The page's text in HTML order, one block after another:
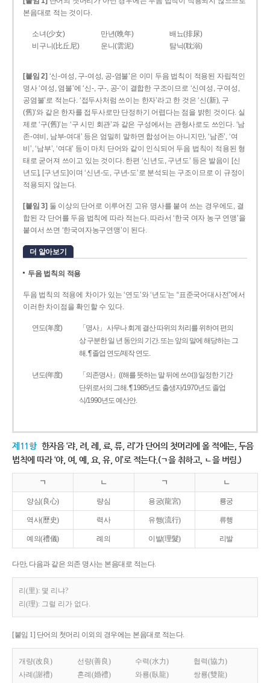
본음대로 적는 것이다.
소녀(少女) 만년(晩年)
배뇨(排尿)
비구니(比丘尼)
운니(雲泥) 탐닉(耽溺)
[붙임 2] ‘신-여성, 구-여성, 공-염불’은 이미 두음 법칙이 적용된 자립적인
명사 ‘여성, 염불’에 ‘신-, 구-, 공-’이 결합한 구조이므로 ‘신여성, 구여성,
공염불’로 적는다. ‘접두사처럼 쓰이는 한자’라고 한 것은 ‘신(新), 구
(舊)’와 같은 한자를 접두사로만 단정하기 어렵다는 점을 밝힌 것이다. 실
제로 ‘구(舊)’는 ‘구 시민 회관’과 같은 구성에서는 관형사로도 쓰인다. ‘남
존­-여비, 남부-­여대’ 등은 엄밀히 말하면 합성어는 아니지만, ‘남존’, ‘여
비’, ‘남부’, ‘여대’ 등이 마치 단어와 같이 인식되어 두음 법칙이 적용된 형
태로 굳어져 쓰이고 있는 것이다. 한편 ‘신년도, 구년도’ 등은 발음이 [신
년도], [구ː년도]이며 ‘신년­-도, 구년-­도’로 분석되는 구조이므로 이 규정이
적용되지 않는다.
[붙임 3] 둘 이상의 단어로 이루어진 고유 명사를 붙여 쓰는 경우에도, 결
합된 각 단어를 두음 법칙에 따라 적는다. 따라서 ‘한국 여자 농구 연맹’을
붙여서 쓰면 ‘한국여자농구연맹’이 된다.
더 알아보기
두음 법칙의 적용
두음 법칙의 적용에 차이가 있는 ‘연도’와 ‘년도’는 “표준국어대사전”에서
이러한 차이점을 확인할 수 있다.
연도(年度)
「명사」 사무나 회계 결산 따위의 처리를 위하여 편의
상 구분한 일 년 동안의 기간. 또는 앞의 말에 해당하는 그
해. ¶ 졸업 연도/제작 연도.
년도(年度)
「의존명사」((해를 뜻하는 말 뒤에 쓰여)) 일정한 기간
단위로서의 그해. ¶ 1985년도 출생자/1970년도 졸업
식/1990년도 예산안.
제11항 한자음 ‘랴, 려, 례, 료, 류, 리’가 단어의 첫머리에 올 적에는, 두음
법칙에 따라 ‘야, 여, 예, 요, 유, 이’로 적는다.(ㄱ을 취하고, ㄴ을 버림.)
ㄱ ㄴ ㄱ ㄴ
양심(良心) 량심 용궁(龍宮) 룡궁
역사(歷史) 력사 유행(流行) 류행
예의(禮儀) 례의 이발(理髮) 리발
다만, 다음과 같은 의존 명사는 본음대로 적는다.
리(里): 몇 리냐?
리(理): 그럴 리가 없다.
[붙임 1] 단어의 첫머리 이외의 경우에는 본음대로 적는다.
개량(改良) 선량(善良) 수력(水力)
협력(協力)
사례(謝禮)
혼례(婚禮) 와룡(臥龍)
쌍룡(雙龍)